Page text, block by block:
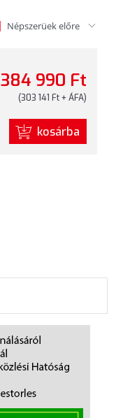
Népszerüek előre
384 990 Ft
(303 141 Ft + ÁFA)
kosárba